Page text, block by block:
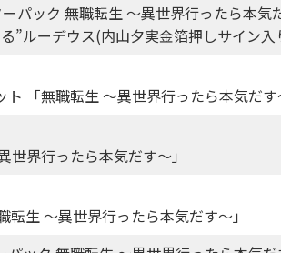
パック 無職転生 ～異世界行ったら本気
”ルーデウス(内山夕実金箔押しサイン入
「無職転生 ～異世界行ったら本気だす
界行ったら本気だす～」
生 ～異世界行ったら本気だす～」